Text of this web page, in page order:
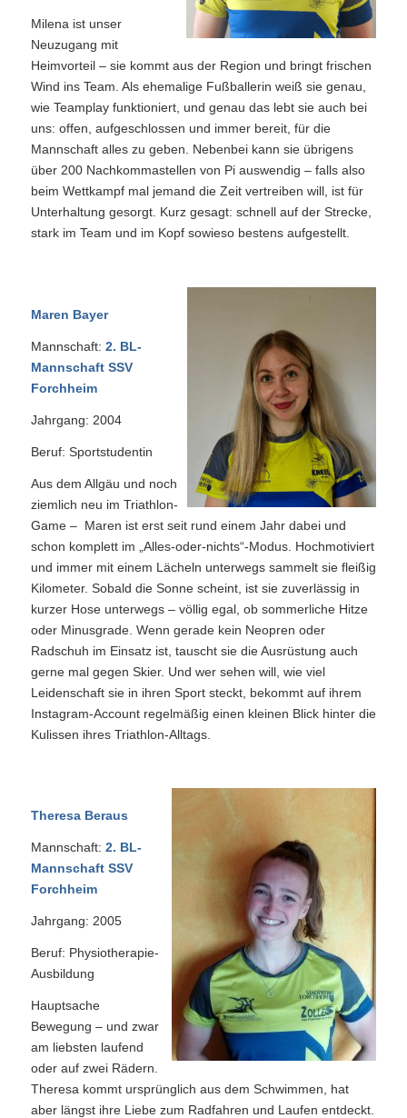
Milena ist unser
Neuzugang mit
Heimvorteil – sie kommt aus der Region und bringt frischen
Wind ins Team. Als ehemalige Fußballerin weiß sie genau,
wie Teamplay funktioniert, und genau das lebt sie auch bei
uns: offen, aufgeschlossen und immer bereit, für die
Mannschaft alles zu geben. Nebenbei kann sie übrigens
über 200 Nachkommastellen von Pi auswendig – falls also
beim Wettkampf mal jemand die Zeit vertreiben will, ist für
Unterhaltung gesorgt. Kurz gesagt: schnell auf der Strecke,
stark im Team und im Kopf sowieso bestens aufgestellt.
Maren Bayer
Mannschaft: 2. BL-
Mannschaft SSV
Forchheim
Jahrgang: 2004
Beruf: Sportstudentin
Aus dem Allgäu und noch
ziemlich neu im Triathlon-
Game – Maren ist erst seit rund einem Jahr dabei und
schon komplett im „Alles-oder-nichts“-Modus. Hochmotiviert
und immer mit einem Lächeln unterwegs sammelt sie fleißig
Kilometer. Sobald die Sonne scheint, ist sie zuverlässig in
kurzer Hose unterwegs – völlig egal, ob sommerliche Hitze
oder Minusgrade. Wenn gerade kein Neopren oder
Radschuh im Einsatz ist, tauscht sie die Ausrüstung auch
gerne mal gegen Skier. Und wer sehen will, wie viel
Leidenschaft sie in ihren Sport steckt, bekommt auf ihrem
Instagram-Account regelmäßig einen kleinen Blick hinter die
Kulissen ihres Triathlon-Alltags.
Theresa Beraus
Mannschaft: 2. BL-
Mannschaft SSV
Forchheim
Jahrgang: 2005
Beruf: Physiotherapie-
Ausbildung
Hauptsache
Bewegung – und zwar
am liebsten laufend
oder auf zwei Rädern.
Theresa kommt ursprünglich aus dem Schwimmen, hat
aber längst ihre Liebe zum Radfahren und Laufen entdeckt.